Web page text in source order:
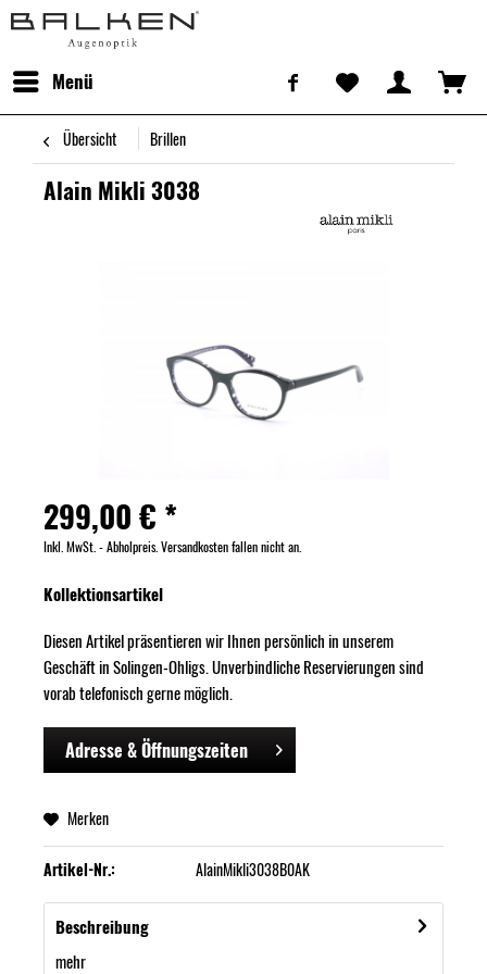
Menü
Übersicht Brillen
Alain Mikli 3038
299,00 € *
Inkl. MwSt. - Abholpreis. Versandkosten fallen nicht an.
Kollektionsartikel
Diesen Artikel präsentieren wir Ihnen persönlich in unserem
Geschäft in Solingen-Ohligs. Unverbindliche Reservierungen sind
vorab telefonisch gerne möglich.
Adresse & Öffnungszeiten
Merken
Artikel-Nr.: AlainMikli3038B0AK
Beschreibung
mehr